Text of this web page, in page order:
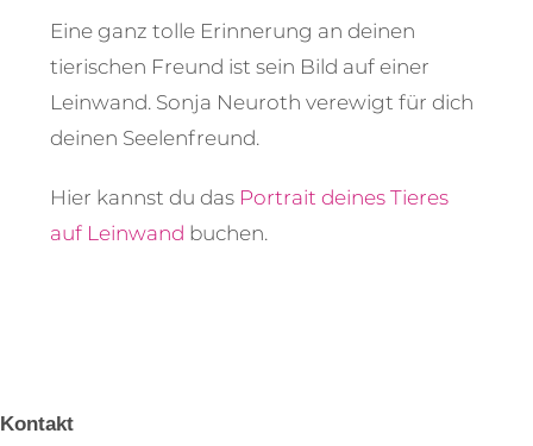
Eine ganz tolle Erinnerung an deinen
tierischen Freund ist sein Bild auf einer
Leinwand. Sonja Neuroth verewigt für dich
deinen Seelenfreund.
Hier kannst du das Portrait deines Tieres
auf Leinwand buchen.
Kontakt